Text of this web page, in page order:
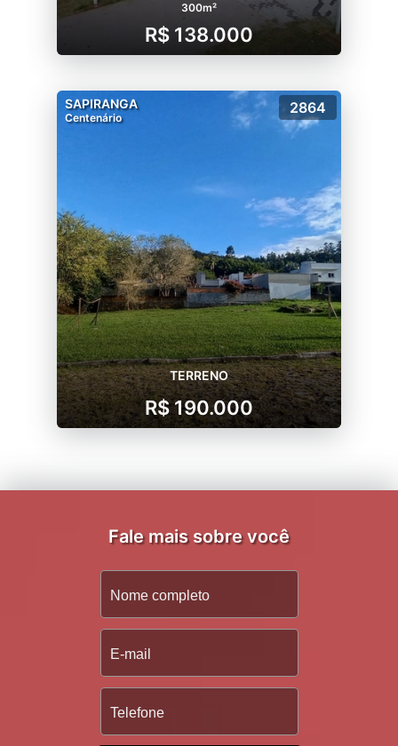
300m²
R$ 138.000
SAPIRANGA
Centenário
2864
TERRENO
R$ 190.000
Fale mais sobre você